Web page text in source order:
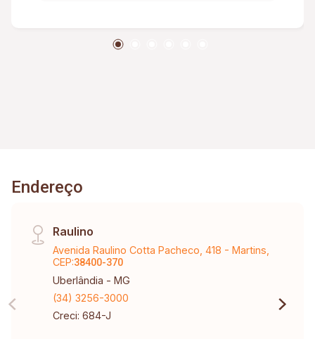
e suíte , sendo o quarto do casal com closet - ?
Endereço
Raulino
Avenida Raulino Cotta Pacheco, 418 - Martins,
CEP:38400-370
Uberlândia - MG
(34) 3256-3000
Creci: 684-J